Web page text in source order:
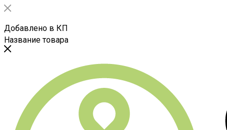
Добавлено в КП
Название товара